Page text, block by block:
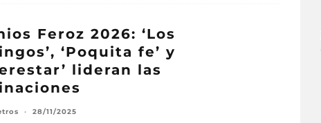
Feroz 2026: ‘Los
‘Poquita fe’ y
lideran las
· 28/11/2025